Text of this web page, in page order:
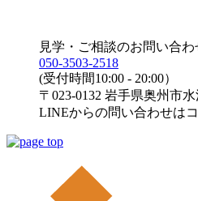
見学・ご相談のお問い合わ
050-3503-2518
(受付時間10:00 - 20:00）
〒023-0132 岩手県奥州市
LINEからの問い合わせは